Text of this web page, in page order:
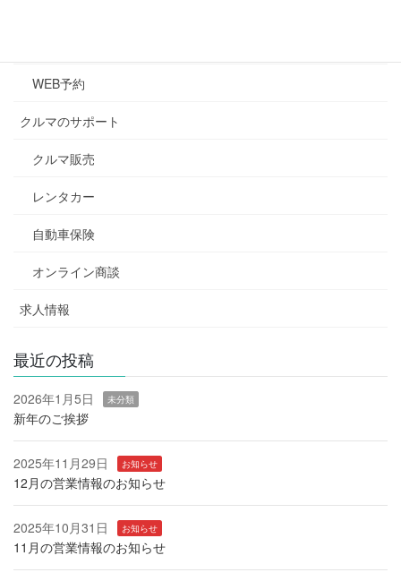
WEB予約
クルマのサポート
クルマ販売
レンタカー
自動車保険
オンライン商談
求人情報
最近の投稿
2026年1月5日 未分類
新年のご挨拶
2025年11月29日 お知らせ
12月の営業情報のお知らせ
2025年10月31日 お知らせ
11月の営業情報のお知らせ